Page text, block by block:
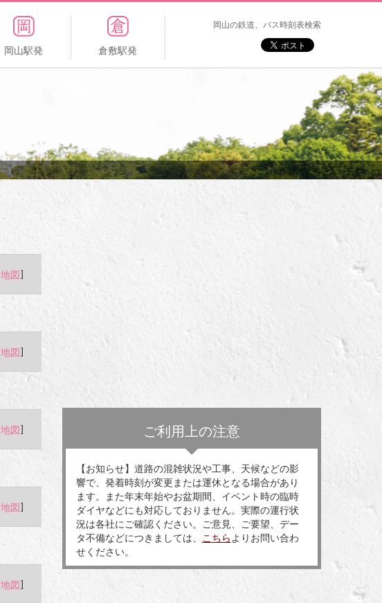
岡山駅発 倉敷駅発
岡山の鉄道、バス時刻表検索
地図]
地図]
地図]
地図]
地図]
ご利用上の注意
【お知らせ】道路の混雑状況や工事、天候などの影
響で、発着時刻が変更または運休となる場合があり
ます。また年末年始やお盆期間、イベント時の臨時
ダイヤなどにも対応しておりません。実際の運行状
況は各社にご確認ください。ご意見、ご要望、デー
タ不備などにつきましては、
こちら よりお問い合わ
せください。